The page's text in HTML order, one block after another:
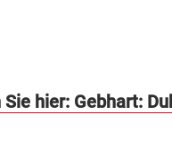
Sie hier: Gebhart: